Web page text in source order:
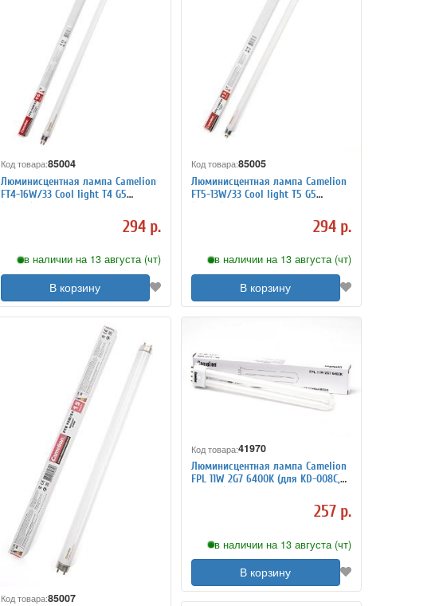
Код товара:85004
Люминисцентная лампа Camelion
FT4-16W/33 Cool light T4 G5
(4200K)
294 р.
в наличии на 13 августа (чт)
В корзину
Код товара:85005
Люминисцентная лампа Camelion
FT5-13W/33 Cool light T5 G5
(4200K)
294 р.
в наличии на 13 августа (чт)
В корзину
Код товара:85007
Код товара:41970
Люминисцентная лампа Camelion
FPL 11W 2G7 6400K (для KD-008C,
KD-050)
257 р.
в наличии на 13 августа (чт)
В корзину